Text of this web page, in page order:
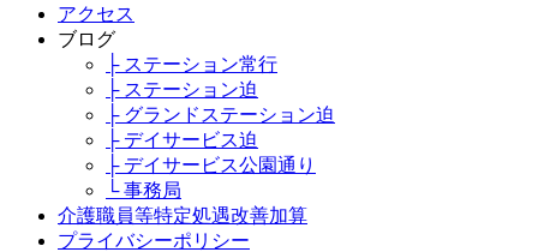
アクセス
ブログ
├ ステーション常行
├ ステーション迫
├ グランドステーション迫
├ デイサービス迫
├ デイサービス公園通り
└ 事務局
介護職員等特定処遇改善加算
プライバシーポリシー